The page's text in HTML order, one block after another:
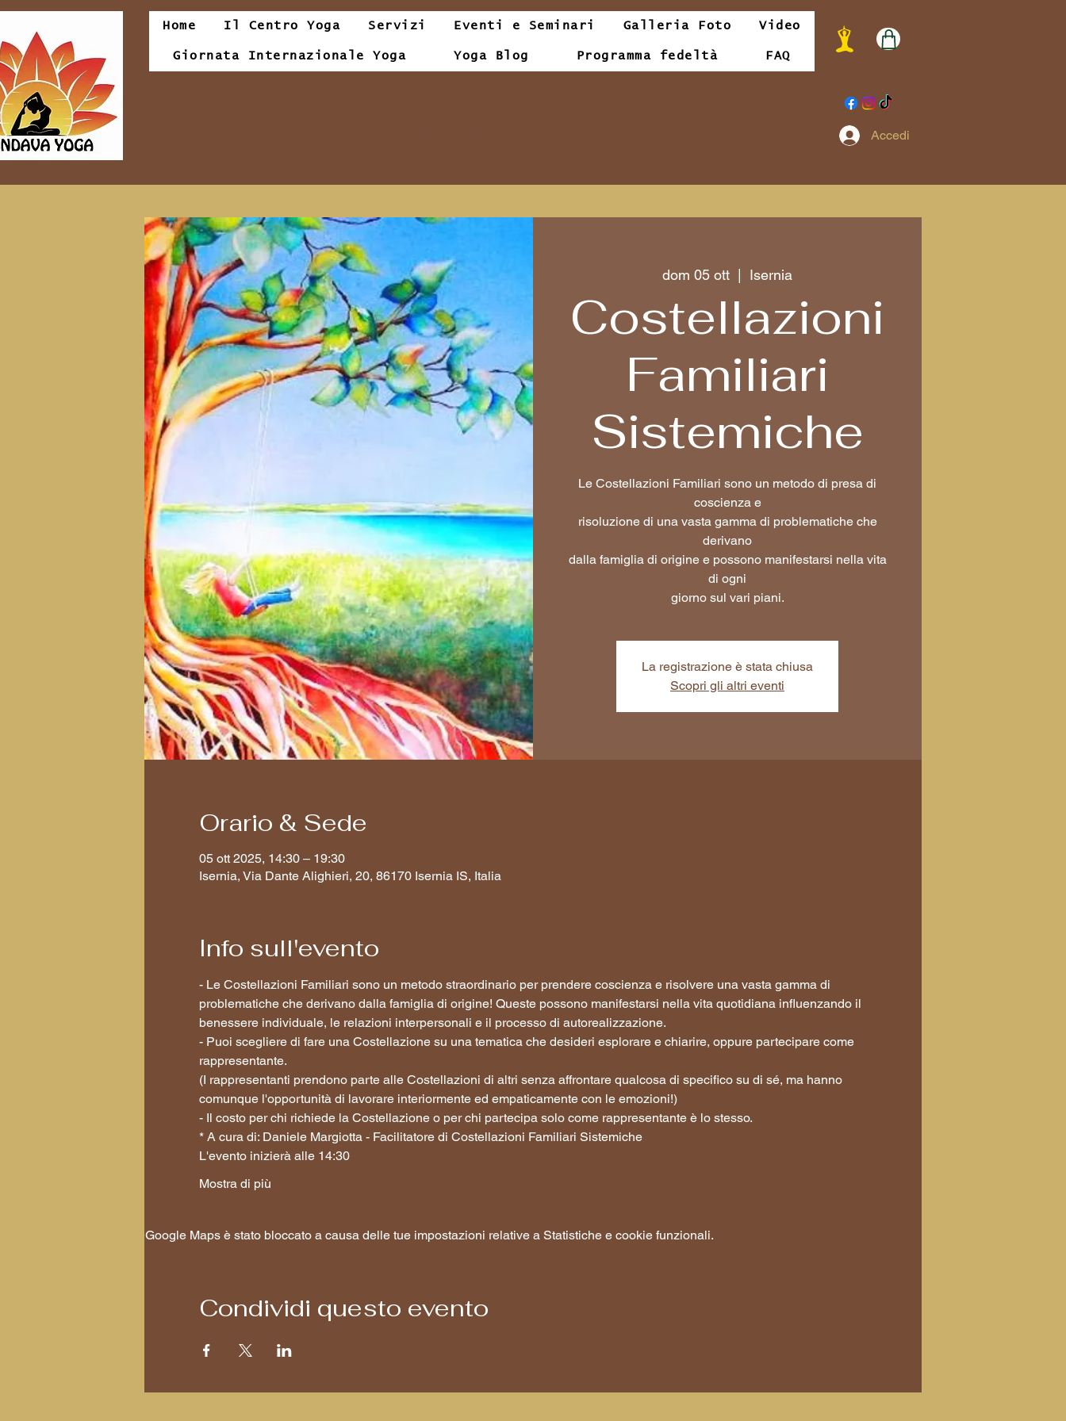
Home Il Centro Yoga Servizi Eventi e Seminari Galleria Foto Video
Giornata Internazionale Yoga Yoga Blog Programma fedeltà FAQ
Accedi
dom 05 ott Isernia
Costellazioni
Familiari
Sistemiche
Le Costellazioni Familiari sono un metodo di presa di
coscienza e
risoluzione di una vasta gamma di problematiche che
derivano
dalla famiglia di origine e possono manifestarsi nella vita
di ogni
giorno sul vari piani.
La registrazione è stata chiusa
Scopri gli altri eventi
Orario & Sede
05 ott 2025, 14:30 – 19:30
Isernia, Via Dante Alighieri, 20, 86170 Isernia IS, Italia
Info sull'evento
- Le Costellazioni Familiari sono un metodo straordinario per prendere coscienza e risolvere una vasta gamma di
problematiche che derivano dalla famiglia di origine! Queste possono manifestarsi nella vita quotidiana influenzando il
benessere individuale, le relazioni interpersonali e il processo di autorealizzazione.
- Puoi scegliere di fare una Costellazione su una tematica che desideri esplorare e chiarire, oppure partecipare come
rappresentante.
(I rappresentanti prendono parte alle Costellazioni di altri senza affrontare qualcosa di specifico su di sé, ma hanno
comunque l'opportunità di lavorare interiormente ed empaticamente con le emozioni!)
- Il costo per chi richiede la Costellazione o per chi partecipa solo come rappresentante è lo stesso.
* A cura di: Daniele Margiotta - Facilitatore di Costellazioni Familiari Sistemiche
L'evento inizierà alle 14:30
Mostra di più
Google Maps è stato bloccato a causa delle tue impostazioni relative a Statistiche e cookie funzionali.
Condividi questo evento